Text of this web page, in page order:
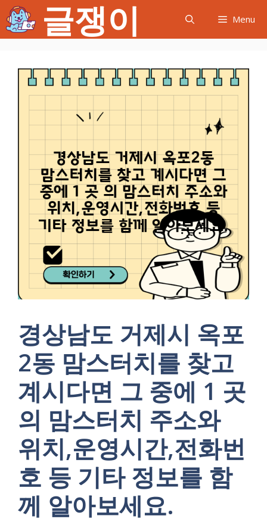
텐
츠
글쟁이 Menu
경상남도 거제시 옥포
2동 맘스터치를 찾고
계시다면 그 중에 1 곳
의 맘스터치 주소와
위치,운영시간,전화번
호 등 기타 정보를 함
께 알아보세요.